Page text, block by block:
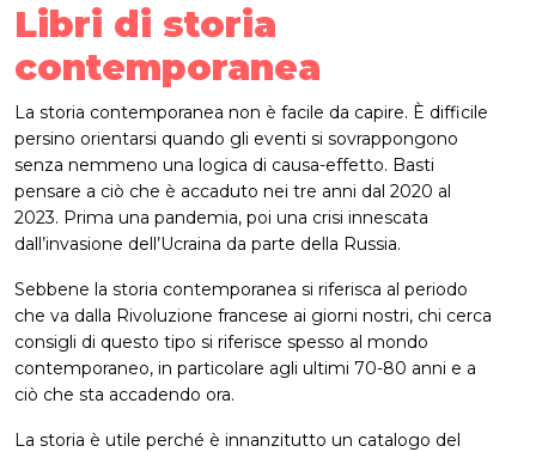
Libri di storia
contemporanea
La storia contemporanea non è facile da capire. È difficile
persino orientarsi quando gli eventi si sovrappongono
senza nemmeno una logica di causa-effetto. Basti
pensare a ciò che è accaduto nei tre anni dal 2020 al
2023. Prima una pandemia, poi una crisi innescata
dall’invasione dell’Ucraina da parte della Russia.
Sebbene la storia contemporanea si riferisca al periodo
che va dalla Rivoluzione francese ai giorni nostri, chi cerca
consigli di questo tipo si riferisce spesso al mondo
contemporaneo, in particolare agli ultimi 70-80 anni e a
ciò che sta accadendo ora.
La storia è utile perché è innanzitutto un catalogo del